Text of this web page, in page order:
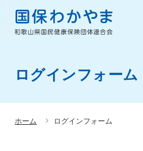
ログインフォーム
ホーム ログインフォーム